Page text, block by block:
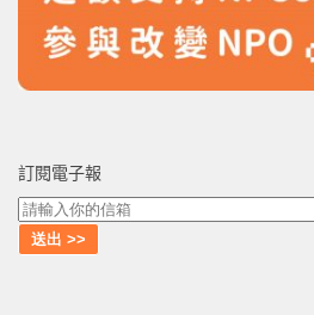
訂閱電子報